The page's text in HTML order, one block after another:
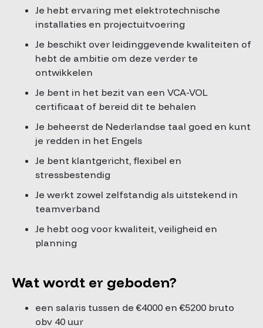
Je hebt ervaring met elektrotechnische
installaties en projectuitvoering
Je beschikt over leidinggevende kwaliteiten of
hebt de ambitie om deze verder te
ontwikkelen
Je bent in het bezit van een VCA-VOL
certificaat of bereid dit te behalen
Je beheerst de Nederlandse taal goed en kunt
je redden in het Engels
Je bent klantgericht, flexibel en
stressbestendig
Je werkt zowel zelfstandig als uitstekend in
teamverband
Je hebt oog voor kwaliteit, veiligheid en
planning
Wat wordt er geboden?
een salaris tussen de €4000 en €5200 bruto
obv 40 uur